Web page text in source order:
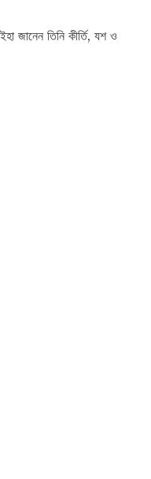
জানেন তিনি কীর্তি, যশ ও